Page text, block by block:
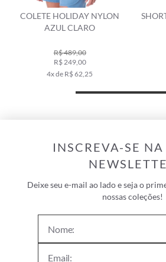
COLETE HOLIDAY NYLON
AZUL CLARO
R$ 489,00
R$ 249,00
4x de R$ 62,25
INSCREVA-SE NA
Deixe seu e-mail ao lado e seja o
nossas coleções!